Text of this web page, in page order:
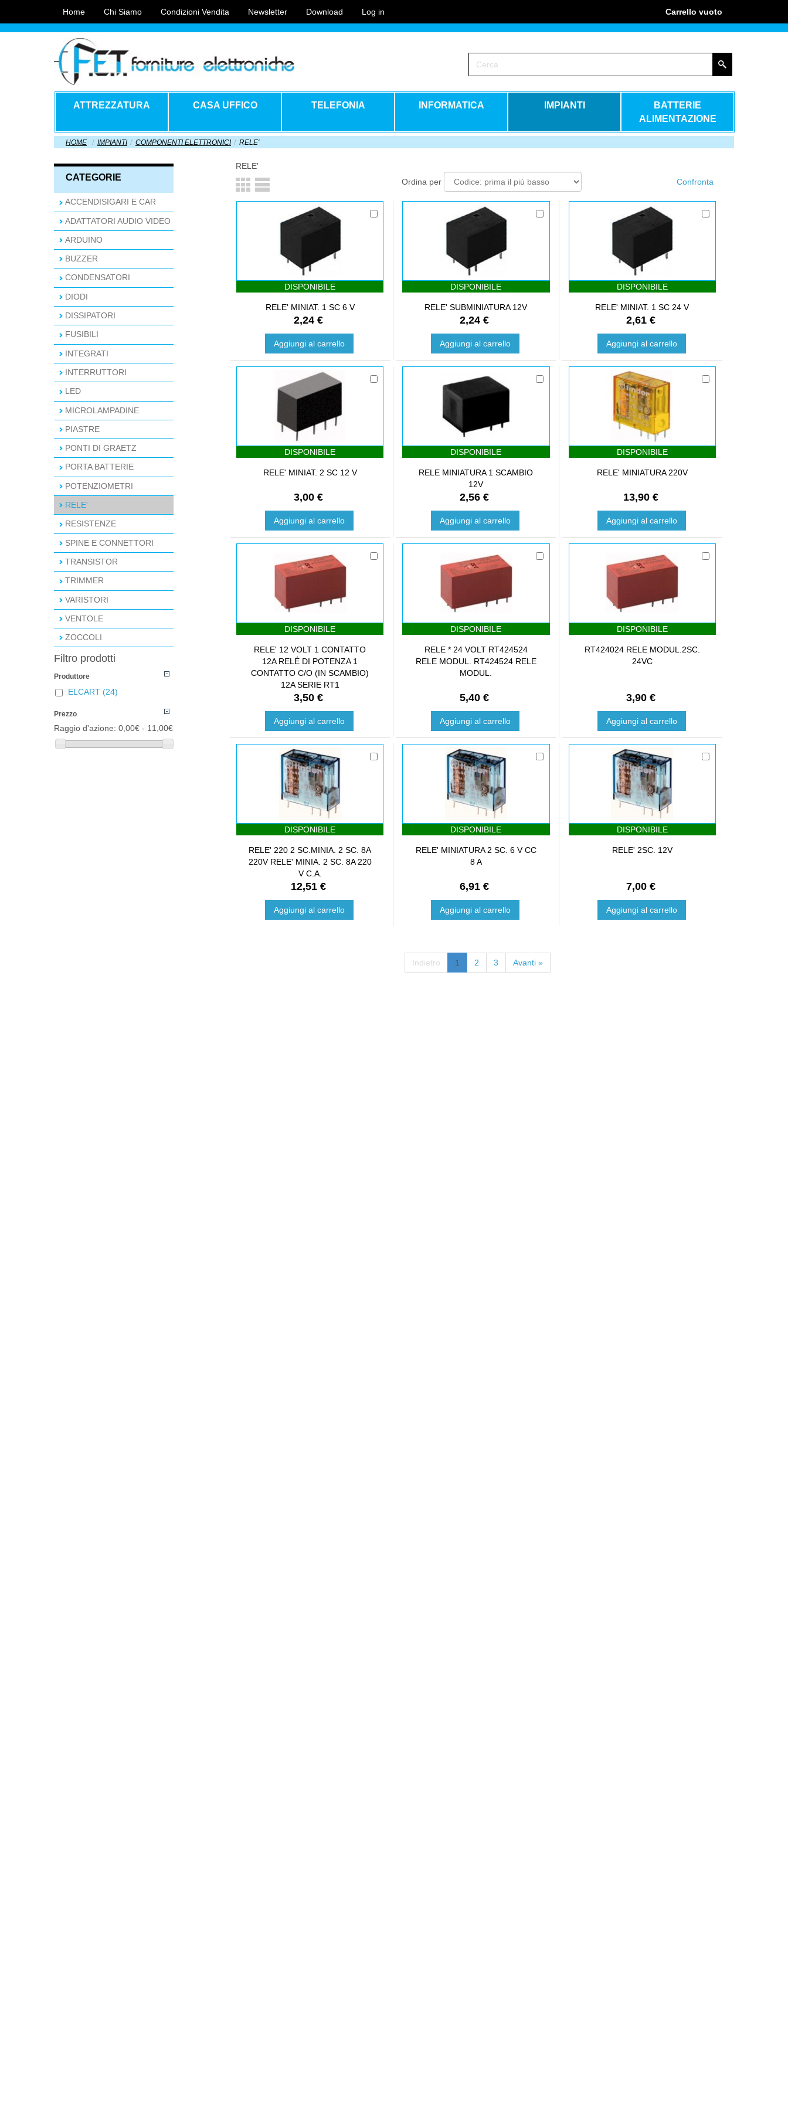
Home Chi Siamo Condizioni Vendita Newsletter Download Log in Carrello vuoto
ATTREZZATURA CASA UFFICO TELEFONIA INFORMATICA IMPIANTI
BATTERIE
ALIMENTAZIONE
HOME IMPIANTI COMPONENTI ELETTRONICI RELE'
CATEGORIE
ACCENDISIGARI E CAR
ADATTATORI AUDIO VIDEO
ARDUINO
BUZZER
CONDENSATORI
DIODI
DISSIPATORI
FUSIBILI
INTEGRATI
INTERRUTTORI
LED
MICROLAMPADINE
PIASTRE
PONTI DI GRAETZ
PORTA BATTERIE
POTENZIOMETRI
RELE'
RESISTENZE
SPINE E CONNETTORI
TRANSISTOR
TRIMMER
VARISTORI
VENTOLE
ZOCCOLI
Filtro prodotti
Produttore
ELCART (24)
Prezzo
Raggio d'azione: 0,00€ - 11,00€
RELE'
Ordina per
DISPONIBILE
RELE' MINIAT. 1 SC 6 V
2,24 €
Aggiungi al carrello
DISPONIBILE
RELE' SUBMINIATURA 12V
2,24 €
Aggiungi al carrello
DISPONIBILE
RELE' MINIAT. 1 SC 24 V
2,61 €
Aggiungi al carrello
DISPONIBILE
RELE' MINIAT. 2 SC 12 V
3,00 €
Aggiungi al carrello
DISPONIBILE
RELE MINIATURA 1 SCAMBIO
12V
2,56 €
Aggiungi al carrello
DISPONIBILE
RELE' MINIATURA 220V
13,90 €
Aggiungi al carrello
DISPONIBILE
RELE' 12 VOLT 1 CONTATTO
12A RELÉ DI POTENZA 1
CONTATTO C/O (IN SCAMBIO)
12A SERIE RT1
3,50 €
Aggiungi al carrello
DISPONIBILE
RELE * 24 VOLT RT424524
RELE MODUL. RT424524 RELE
MODUL.
5,40 €
Aggiungi al carrello
DISPONIBILE
RT424024 RELE MODUL.2SC.
24VC
3,90 €
Aggiungi al carrello
DISPONIBILE
RELE' 220 2 SC.MINIA. 2 SC. 8A
220V RELE' MINIA. 2 SC. 8A 220
V C.A.
12,51 €
Aggiungi al carrello
DISPONIBILE
RELE' MINIATURA 2 SC. 6 V CC
8 A
6,91 €
Aggiungi al carrello
DISPONIBILE
RELE' 2SC. 12V
7,00 €
Aggiungi al carrello
Indietro 1 2 3 Avanti »